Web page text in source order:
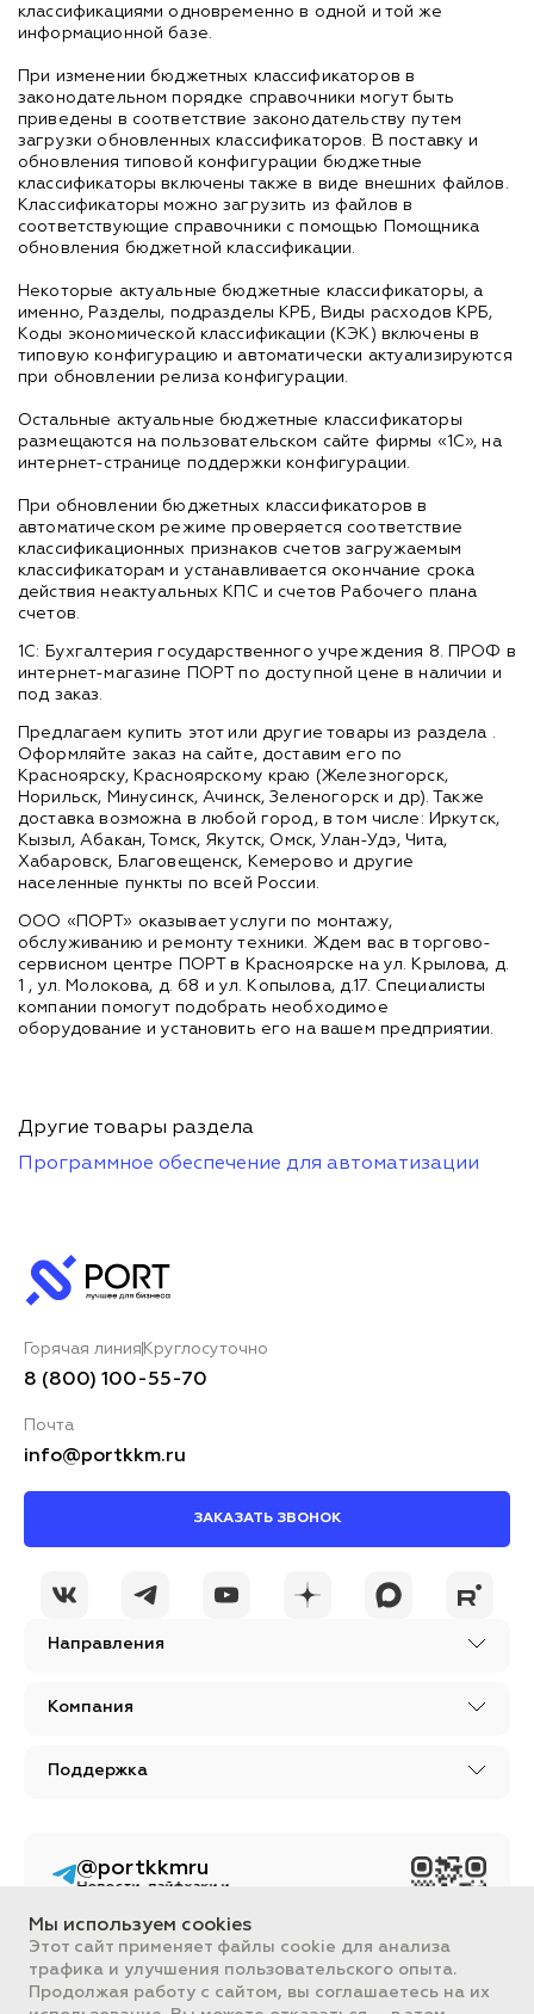
классификациями одновременно в одной и той же
информационной базе.
При изменении бюджетных классификаторов в
законодательном порядке справочники могут быть
приведены в соответствие законодательству путем
загрузки обновленных классификаторов. В поставку и
обновления типовой конфигурации бюджетные
классификаторы включены также в виде внешних файлов.
Классификаторы можно загрузить из файлов в
соответствующие справочники с помощью Помощника
обновления бюджетной классификации.
Некоторые актуальные бюджетные классификаторы, а
именно, Разделы, подразделы КРБ, Виды расходов КРБ,
Коды экономической классификации (КЭК) включены в
типовую конфигурацию и автоматически актуализируются
при обновлении релиза конфигурации.
Остальные актуальные бюджетные классификаторы
размещаются на пользовательском сайте фирмы «1С», на
интернет-странице поддержки конфигурации.
При обновлении бюджетных классификаторов в
автоматическом режиме проверяется соответствие
классификационных признаков счетов загружаемым
классификаторам и устанавливается окончание срока
действия неактуальных КПС и счетов Рабочего плана
счетов.
1С: Бухгалтерия государственного учреждения 8. ПРОФ в
интернет-магазине ПОРТ по доступной цене в наличии и
под заказ.
Предлагаем купить этот или другие товары из раздела .
Оформляйте заказ на сайте, доставим его по
Красноярску, Красноярскому краю (Железногорск,
Норильск, Минусинск, Ачинск, Зеленогорск и др). Также
доставка возможна в любой город, в том числе: Иркутск,
Кызыл, Абакан, Томск, Якутск, Омск, Улан-Удэ, Чита,
Хабаровск, Благовещенск, Кемерово и другие
населенные пункты по всей России.
ООО «ПОРТ» оказывает услуги по монтажу,
обслуживанию и ремонту техники. Ждем вас в торгово-
сервисном центре ПОРТ в Красноярске на ул. Крылова, д.
1 , ул. Молокова, д. 68 и ул. Копылова, д.17. Специалисты
компании помогут подобрать необходимое
оборудование и установить его на вашем предприятии.
Другие товары раздела
Программное обеспечение для автоматизации
Направления
Компания
Поддержка
Горячая линия Круглосуточно
8 (800) 100-55-70
Почта
info@portkkm.ru
ЗАКАЗАТЬ ЗВОНОК
Вся информация, размещенная на сайте, носит ознакомительный
характер и не является публичной офертой, определяемой
положениями Статьи 437 ГК РФ.
@portkkmru
Новости, лайфхаки и
контент PORT - бизнес
портал
Мы используем cookies
Этот сайт применяет файлы cookie для анализа
трафика и улучшения пользовательского опыта.
Продолжая работу с сайтом, вы соглашаетесь на их